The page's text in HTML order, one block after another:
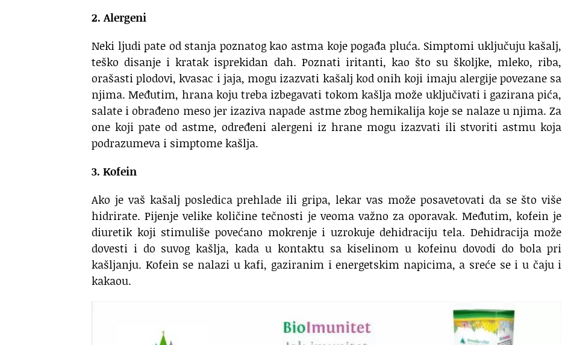
2. Alergeni
Neki ljudi pate od stanja poznatog kao astma koje pogađa pluća. Simptomi uključuju kašalj,
teško disanje i kratak isprekidan dah. Poznati iritanti, kao što su školjke, mleko, riba,
orašasti plodovi, kvasac i jaja, mogu izazvati kašalj kod onih koji imaju alergije povezane sa
njima. Međutim, hrana koju treba izbegavati tokom kašlja može uključivati i gazirana pića,
salate i obrađeno meso jer izaziva napade astme zbog hemikalija koje se nalaze u njima. Za
one koji pate od astme, određeni alergeni iz hrane mogu izazvati ili stvoriti astmu koja
podrazumeva i simptome kašlja.
3. Kofein
Ako je vaš kašalj posledica prehlade ili gripa, lekar vas može posavetovati da se što više
hidrirate. Pijenje velike količine tečnosti je veoma važno za oporavak. Međutim, kofein je
diuretik koji stimuliše povećano mokrenje i uzrokuje dehidraciju tela. Dehidracija može
dovesti i do suvog kašlja, kada u kontaktu sa kiselinom u kofeinu dovodi do bola pri
kašljanju. Kofein se nalazi u kafi, gaziranim i energetskim napicima, a sreće se i u čaju i
kakaou.